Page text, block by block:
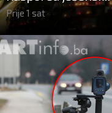
Kiseljak
Prije 1 sat